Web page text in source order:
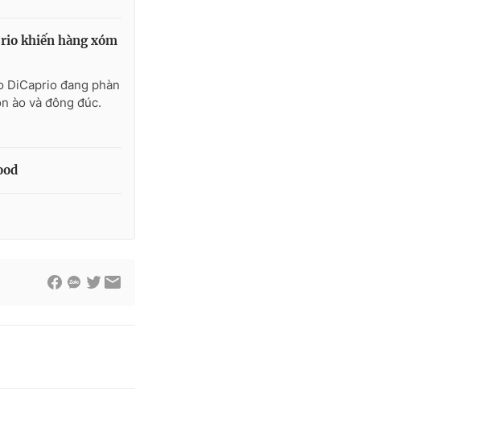
khiến hàng xóm
DiCaprio đang phàn
ào và đông đúc.